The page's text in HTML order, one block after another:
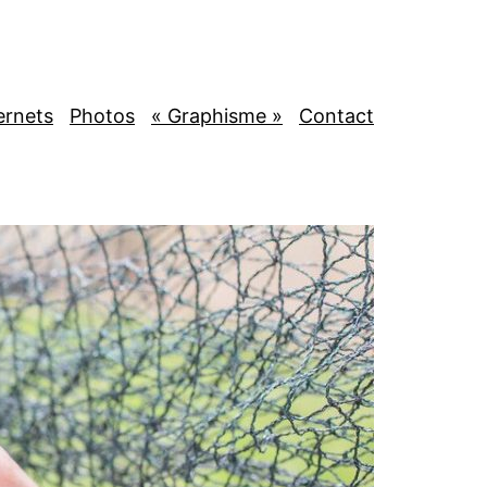
Photos « Graphisme » Contact